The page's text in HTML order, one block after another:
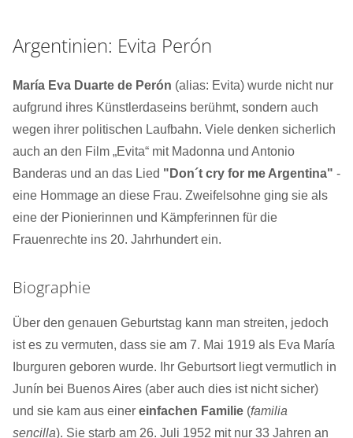
Argentinien: Evita Perón
María Eva Duarte de Perón (alias: Evita) wurde nicht nur
aufgrund ihres Künstlerdaseins berühmt, sondern auch
wegen ihrer politischen Laufbahn. Viele denken sicherlich
auch an den Film „Evita“ mit Madonna und Antonio
Banderas und an das Lied "Don´t cry for me Argentina" -
eine Hommage an diese Frau. Zweifelsohne ging sie als
eine der Pionierinnen und Kämpferinnen für die
Frauenrechte ins 20. Jahrhundert ein.
Biographie
Über den genauen Geburtstag kann man streiten, jedoch
ist es zu vermuten, dass sie am 7. Mai 1919 als Eva María
Iburguren geboren wurde. Ihr Geburtsort liegt vermutlich in
Junín bei Buenos Aires (aber auch dies ist nicht sicher)
und sie kam aus einer einfachen Familie (familia
sencilla). Sie starb am 26. Juli 1952 mit nur 33 Jahren an